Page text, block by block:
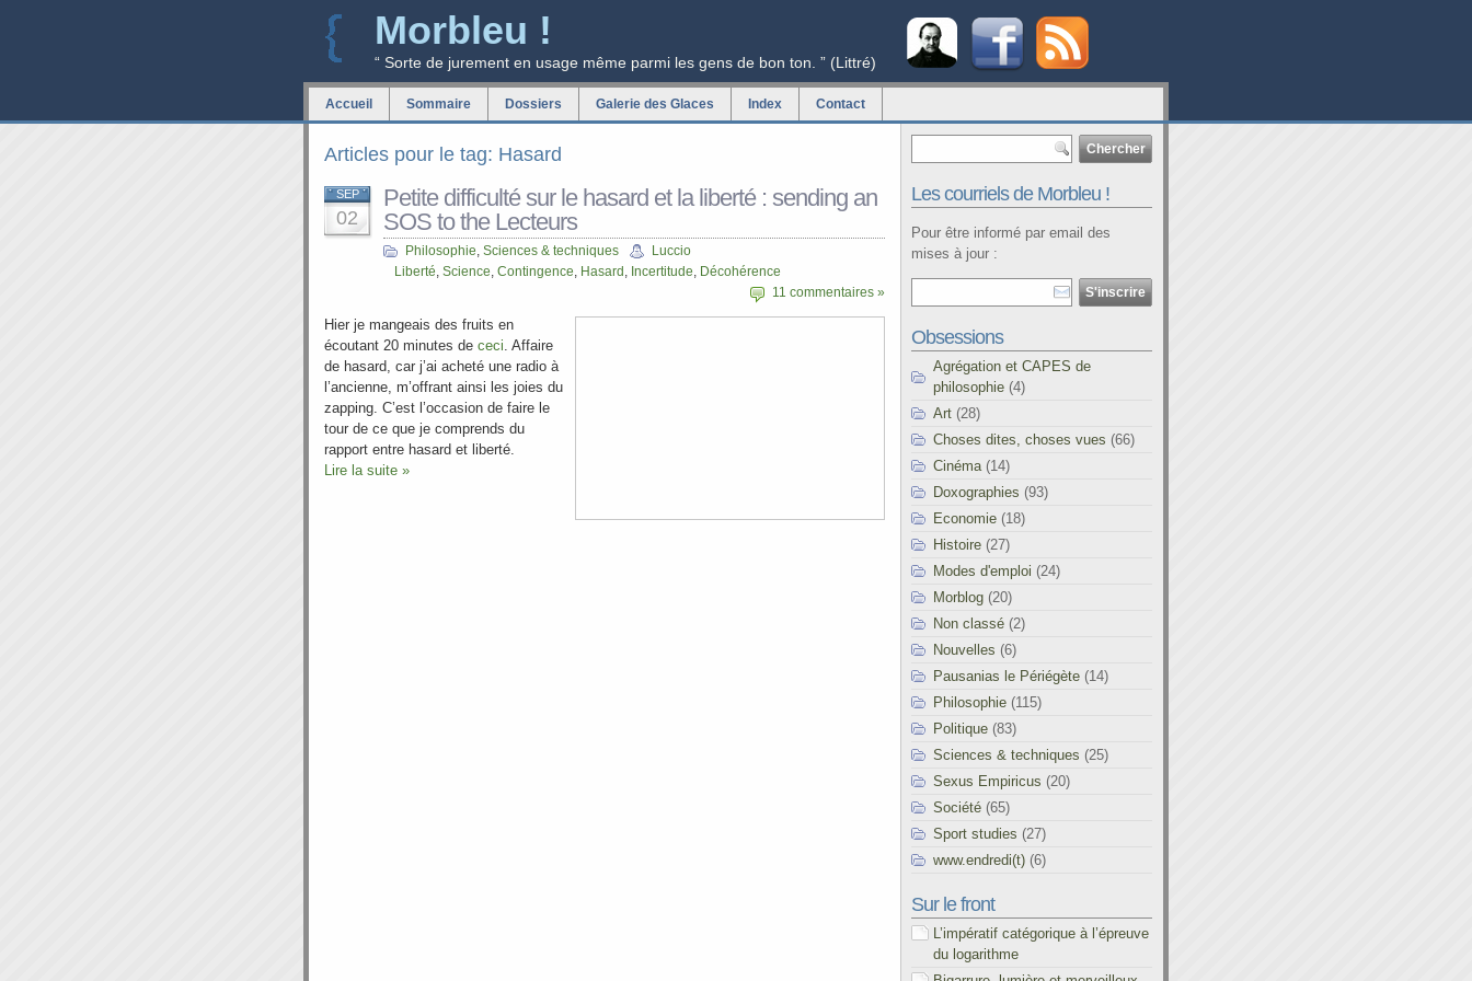
Morbleu !
“ Sorte de jurement en usage même parmi les gens de bon ton. ” (Littré)
Accueil Sommaire Dossiers Galerie des Glaces Index Contact
Articles pour le tag: Hasard
SEP
02
Petite difficulté sur le hasard et la liberté : sending an
SOS to the Lecteurs
Philosophie, Sciences & techniques
Luccio
Liberté, Science, Contingence, Hasard , Incertitude, Décohérence
11 commentaires »
Hier je mangeais des fruits en
écoutant 20 minutes de ceci. Affaire
de hasard, car j’ai acheté une radio à
l’ancienne, m’offrant ainsi les joies du
zapping. C’est l’occasion de faire le
tour de ce que je comprends du
rapport entre hasard et liberté.
Lire la suite »
Les courriels de Morbleu !
Pour être informé par email des
mises à jour :
Obsessions
Agrégation et CAPES de
philosophie (4)
Art (28)
Choses dites, choses vues (66)
Cinéma (14)
Doxographies (93)
Economie (18)
Histoire (27)
Modes d'emploi (24)
Morblog (20)
Non classé (2)
Nouvelles (6)
Pausanias le Périégète (14)
Philosophie (115)
Politique (83)
Sciences & techniques (25)
Sexus Empiricus (20)
Société (65)
Sport studies (27)
www.endredi(t) (6)
Sur le front
L’impératif catégorique à l’épreuve
du logarithme